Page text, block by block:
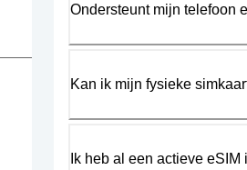
Ondersteunt mijn telefoon
Kan ik mijn fysieke
Ik heb al een actieve